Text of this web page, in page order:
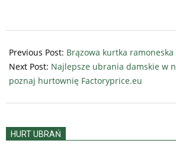
12-
07
Previous Post: Brązowa kurtka
Next Post: Najlepsze ubrania damskie w
poznaj hurtownię Factoryprice.eu
HURT UBRAŃ